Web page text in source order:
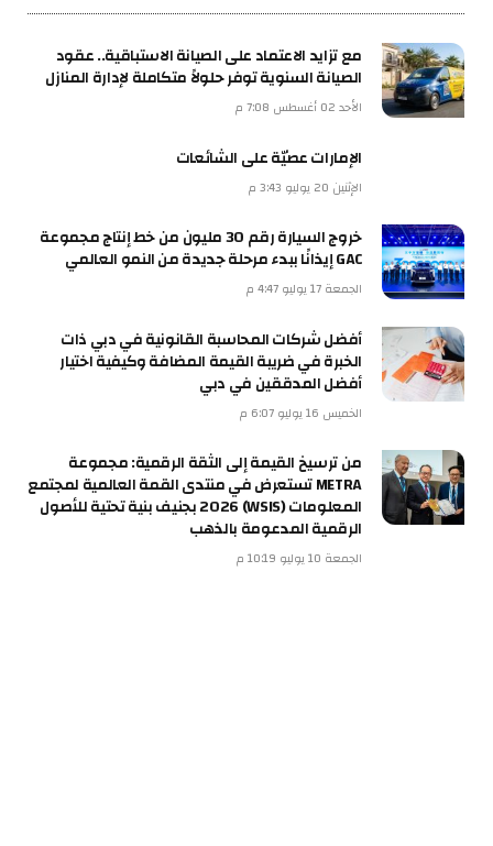
مع تزايد الاعتماد على الصيانة الاستباقية.. عقود
الصيانة السنوية توفر حلولاً متكاملة لإدارة المنازل
الأحد 02 أغسطس 7:08 م
الإمارات عصيّة على الشائعات
الإثنين 20 يوليو 3:43 م
خروج السيارة رقم 30 مليون من خط إنتاج مجموعة
GAC إيذانًا ببدء مرحلة جديدة من النمو العالمي
الجمعة 17 يوليو 4:47 م
أفضل شركات المحاسبة القانونية في دبي ذات
الخبرة في ضريبة القيمة المضافة وكيفية اختيار
أفضل المدققين في دبي
الخميس 16 يوليو 6:07 م
من ترسيخ القيمة إلى الثقة الرقمية: مجموعة
METRA تستعرض في منتدى القمة العالمية لمجتمع
المعلومات (WSIS) 2026 بجنيف بنية تحتية للأصول
الرقمية المدعومة بالذهب
الجمعة 10 يوليو 10:19 م